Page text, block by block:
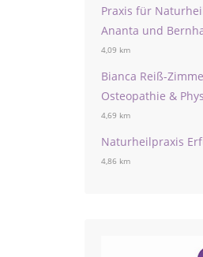
Praxis für
Ananta und
4,09 km
Bianca Reiß-
Osteopathie &
4,69 km
Naturheilpraxis
4,86 km